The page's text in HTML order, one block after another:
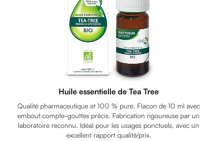
Huile essentielle de Tea Tree
Qualité pharmaceutique et 100 % pure. Flacon de 10 ml avec
embout compte-gouttes précis. Fabrication rigoureuse par un
laboratoire reconnu. Idéal pour les usages ponctuels, avec un
excellent rapport qualité/prix.